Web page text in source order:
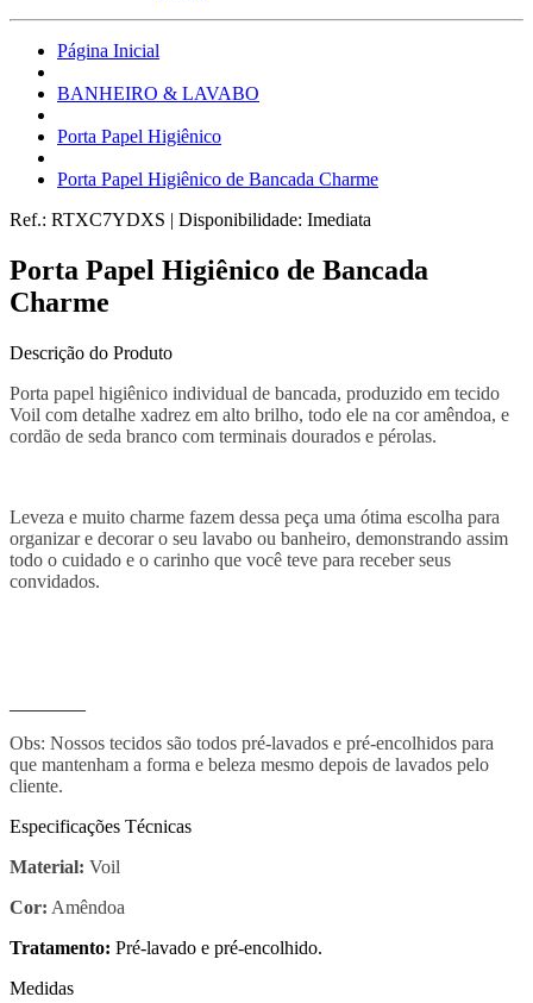
Página Inicial
BANHEIRO & LAVABO
Porta Papel Higiênico
Porta Papel Higiênico de Bancada Charme
Ref.: RTXC7YDXS | Disponibilidade: Imediata
Porta Papel Higiênico de Bancada
Charme
Descrição do Produto
Porta papel higiênico individual de bancada, produzido em tecido
Voil com detalhe xadrez em alto brilho, todo ele na cor amêndoa, e
cordão de seda branco com terminais dourados e pérolas.
Leveza e muito charme fazem dessa peça uma ótima escolha para
organizar e decorar o seu lavabo ou banheiro, demonstrando assim
todo o cuidado e o carinho que você teve para receber seus
convidados.
Obs: Nossos tecidos são todos pré-lavados e pré-encolhidos para
que mantenham a forma e beleza mesmo depois de lavados pelo
cliente.
Especificações Técnicas
Material: Voil
Cor: Amêndoa
Tratamento: Pré-lavado e pré-encolhido.
Medidas